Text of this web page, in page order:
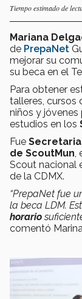
Tiempo estimado de
Mariana
de PrepaNet
mejorar su
su beca en el
Para obtener
talleres, cursos
niños y
estudios en los
Fue
de ScoutMun
Scout nacional
de la CDMX.
“PrepaNet fue
la beca LDM.
horario
comentó